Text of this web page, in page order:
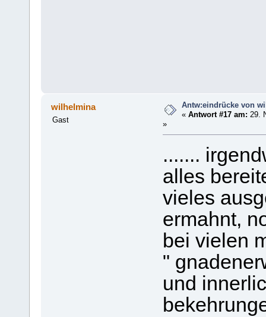
wilhelmina
Gast
Antw:eindrücke von
«Antwort #17 am: 29.
»
.......
alles
vieles
ermahnt,
bei vielen
"
und